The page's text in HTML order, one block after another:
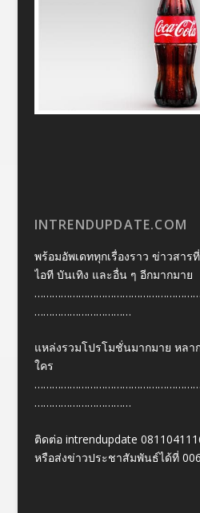
INTRENDUPDATE.COM
พร้อมอัพเดททุกเรื่องราว ข่าวสาร
ไอที บันเทิง และอื่น ๆ อีกมากมาย
……………………………
แหล่งรวมโปรโมชั่นมากมาย หลา
ใคร
……………………………
ติดต่อ intrendupdate
หรือส่งข่าวประชาสัมพันธ์ได้ที่